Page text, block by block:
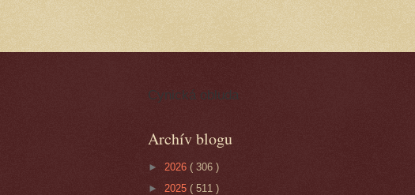
Cynická obluda
Archív blogu
► 2026 ( 306 )
► 2025 ( 511 )